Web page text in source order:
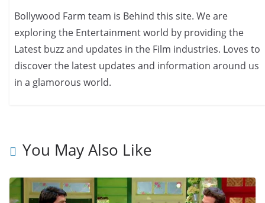
Bollywood Farm team is Behind this site. We are
exploring the Entertainment world by providing the
Latest buzz and updates in the Film industries. Loves to
discover the latest updates and information around us
in a glamorous world.
You May Also Like